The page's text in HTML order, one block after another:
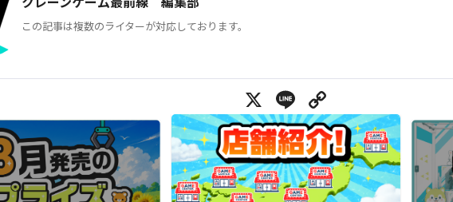
この記事は複数のライターが対応しております。
X Line